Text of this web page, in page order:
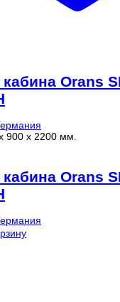
Orans
900 х 2200 мм.
Orans